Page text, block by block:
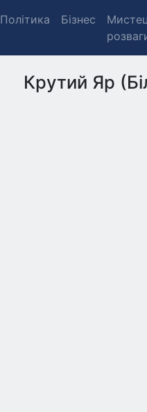
Політика Бізнес
Крутий Яр